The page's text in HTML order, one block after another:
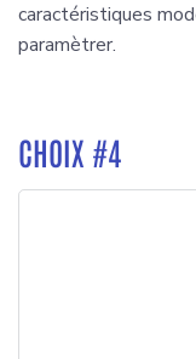
caractéristiques
paramètrer.
CHOIX #4